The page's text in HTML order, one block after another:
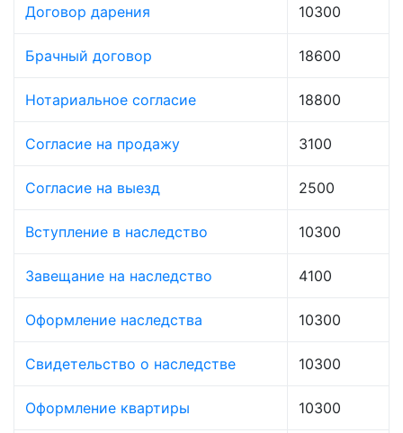
Договор дарения 10300
Брачный договор 18600
Нотариальное согласие 18800
Согласие на продажу 3100
Согласие на выезд 2500
Вступление в наследство 10300
Завещание на наследство 4100
Оформление наследства 10300
Свидетельство о наследстве 10300
Оформление квартиры 10300